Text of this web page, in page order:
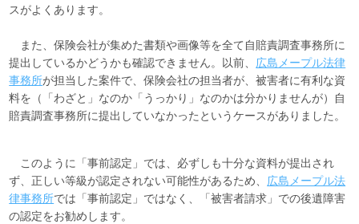
スがよくあります。
また、保険会社が集めた書類や画像等を全て自賠責調査事務所に
提出しているかどうかも確認できません。以前、 広島メープル法律
事務所が担当した案件で、保険会社の担当者が、被害者に有利な資
料を（「わざと」なのか「うっかり」なのかは分かりませんが）自
賠責調査事務所に提出していなかったというケースがありました。
このように「事前認定」では、必ずしも十分な資料が提出され
ず、正しい等級が認定されない可能性があるため、 広島メープル法
律事務所では「事前認定」ではなく、「被害者請求」での後遺障害
の認定をお勧めします。